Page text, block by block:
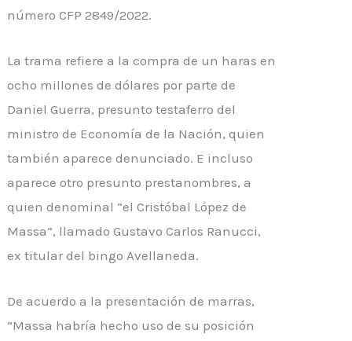
número CFP 2849/2022.
La trama refiere a la compra de un haras en
ocho millones de dólares por parte de
Daniel Guerra, presunto testaferro del
ministro de Economía de la Nación, quien
también aparece denunciado. E incluso
aparece otro presunto prestanombres, a
quien denominal “el Cristóbal López de
Massa”, llamado Gustavo Carlos Ranucci,
ex titular del bingo Avellaneda.
De acuerdo a la presentación de marras,
“Massa habría hecho uso de su posición